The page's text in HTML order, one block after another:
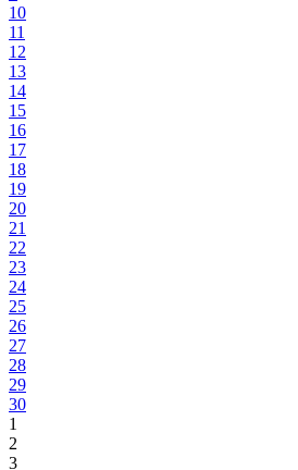
10
11
12
13
14
15
16
17
18
19
20
21
22
23
24
25
26
27
28
29
30
1
2
3